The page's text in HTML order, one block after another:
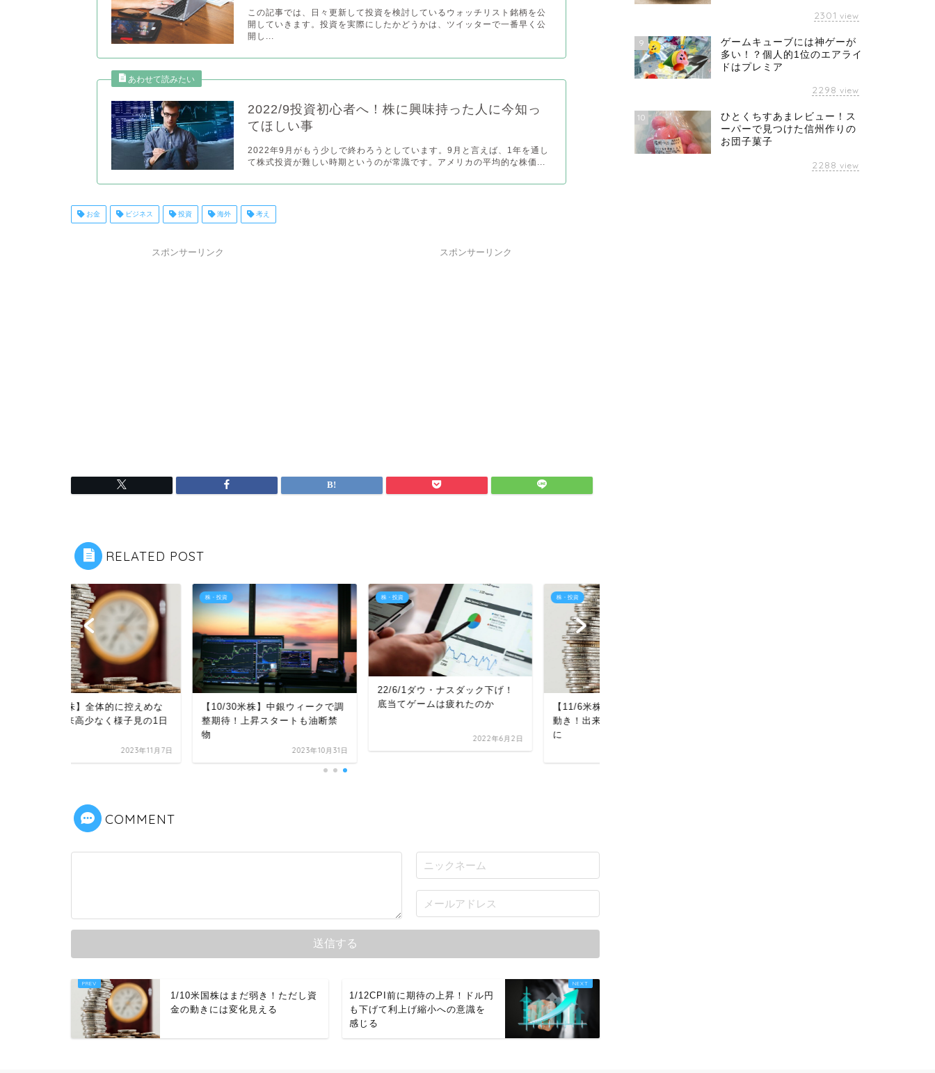
この記事では、日々更新して投資を検討しているウォッチリスト銘柄を公
開していきます。投資を実際にしたかどうかは、ツイッターで一番早く公
開し...
2022/9投資初心者へ！株に興味持った人に今知っ
てほしい事
2022年9月がもう少しで終わろうとしています。9月と言えば、1年を通し
て株式投資が難しい時期というのが常識です。アメリカの平均的な株価...
お金 ビジネス 投資 海外 考え
スポンサーリンク スポンサーリンク
RELATED POST
株・投資
【10/30米株】中銀ウィークで調
整期待！上昇スタートも油断禁
22/6/1ダウ・ナスダック下げ！
底当てゲームは疲れたのか
株・投資
【11/6米株】全体的に控えめな
動き！出来高少なく様子見の1日
COMMENT
1/10米国株はまだ弱き！ただし資
金の動きには変化見える
1/12CPI前に期待の上昇！ドル円
も下げて利上げ縮小への意識を
感じる
2301 view
9
ゲームキューブには神ゲーが
多い！？個人的1位のエアライ
ドはプレミア
2298 view
10
ひとくちすあまレビュー！ス
ーパーで見つけた信州作りの
お団子菓子
2288 view